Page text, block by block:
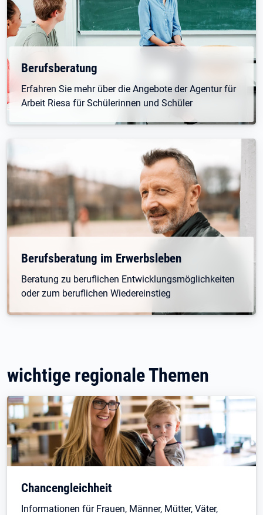
Berufsberatung
Erfahren Sie mehr über die Angebote der Agentur für
Arbeit Riesa für Schülerinnen und Schüler
Berufsberatung im Erwerbsleben
Beratung zu beruflichen Entwicklungsmöglichkeiten
oder zum beruflichen Wiedereinstieg
wichtige regionale Themen
Chancengleichheit
Informationen für Frauen, Männer, Mütter, Väter,